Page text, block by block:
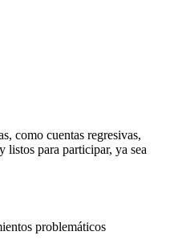
como cuentas regresivas,
listos para participar, ya sea
problemáticos